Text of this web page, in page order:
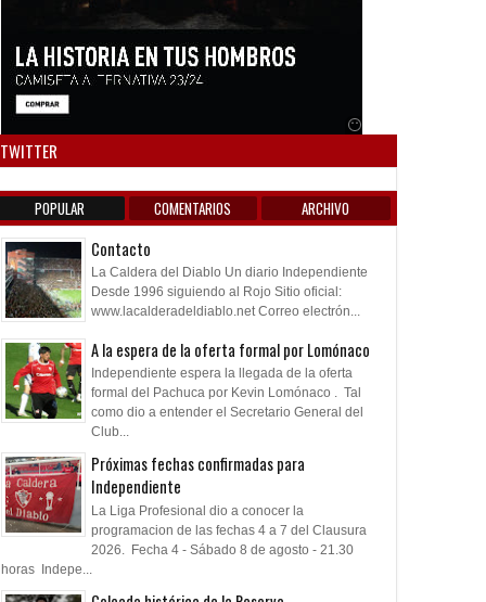
TWITTER
POPULAR COMENTARIOS ARCHIVO
Contacto
La Caldera del Diablo Un diario Independiente
Desde 1996 siguiendo al Rojo Sitio oficial:
www.lacalderadeldiablo.net Correo electrón...
A la espera de la oferta formal por Lomónaco
Independiente espera la llegada de la oferta
formal del Pachuca por Kevin Lomónaco . Tal
como dio a entender el Secretario General del
Club...
Próximas fechas confirmadas para
Independiente
La Liga Profesional dio a conocer la
programacion de las fechas 4 a 7 del Clausura
2026. Fecha 4 - Sábado 8 de agosto - 21.30
horas Indepe...